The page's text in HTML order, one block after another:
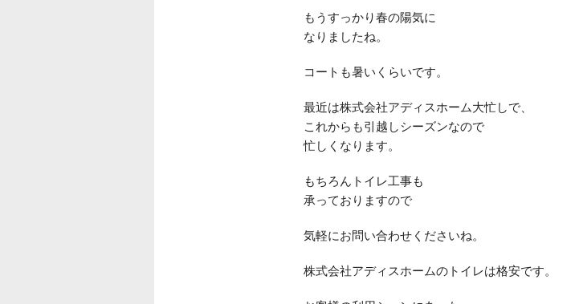
もうすっかり春の陽気に
なりましたね。
コートも暑いくらいです。
最近は株式会社アディスホーム大忙しで、
これからも引越しシーズンなので
忙しくなります。
もちろんトイレ工事も
承っておりますので
気軽にお問い合わせくださいね。
株式会社アディスホームのトイレは格安です。